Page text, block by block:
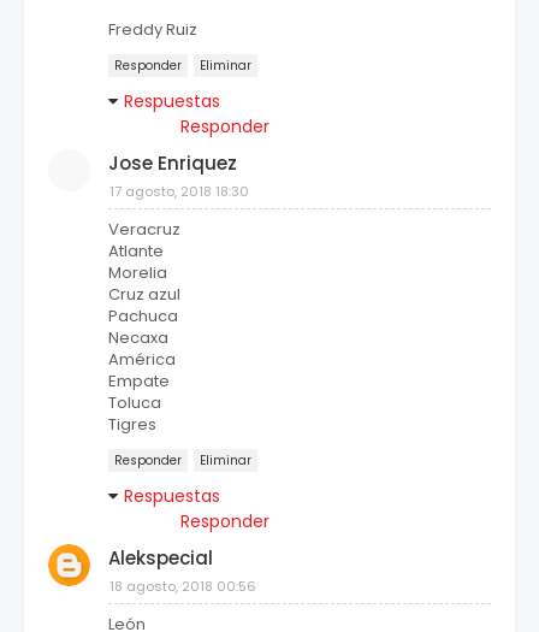
Freddy Ruiz
Responder Eliminar
Respuestas
Responder
Jose Enriquez
17 agosto, 2018 18:30
Veracruz
Atlante
Morelia
Cruz azul
Pachuca
Necaxa
América
Empate
Toluca
Tigres
Responder Eliminar
Respuestas
Responder
Alekspecial
18 agosto, 2018 00:56
León